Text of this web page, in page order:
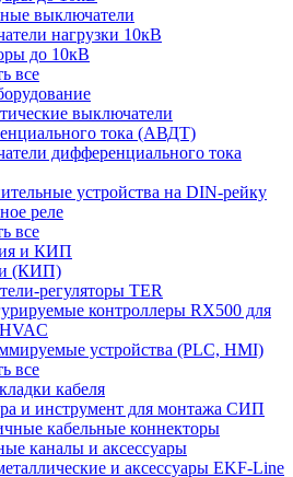
выключатели
нагрузки 10кВ
до 10кВ
все
выключатели
тока (АВДТ)
дифференциального тока
устройства на DIN-рейку
реле
все
и КИП
(КИП)
регуляторы TER
контроллеры RX500 для
устройства (PLC, HMI)
все
кабеля
и инструмент для монтажа СИП
кабельные коннекторы
каналы и аксессуары
и аксессуары EKF-Line